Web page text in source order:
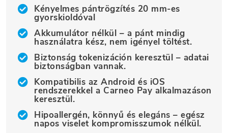
Kényelmes pántrögzítés 20 mm-es
gyorskioldóval
Akkumulátor nélkül – a pánt mindig
használatra kész, nem igényel töltést.
Biztonság tokenizáción keresztül – adatai
biztonságban vannak.
Kompatibilis az Android és iOS
rendszerekkel a Carneo Pay alkalmazáson
keresztül.
Hipoallergén, könnyű és elegáns – egész
napos viselet kompromisszumok nélkül.